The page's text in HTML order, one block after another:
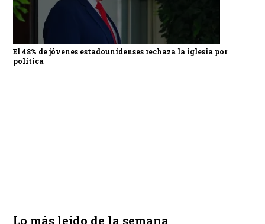
El 48% de jóvenes estadounidenses rechaza la iglesia por
política
Lo más leído de la semana